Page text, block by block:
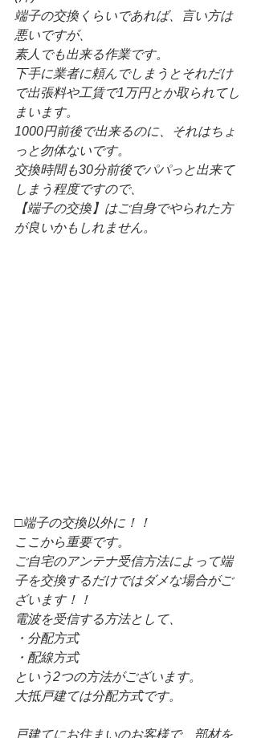
端子の交換くらいであれば、言い方は
悪いですが、
素人でも出来る作業です。
下手に業者に頼んでしまうとそれだけ
で出張料や工賃で1万円とか取られてし
まいます。
1000円前後で出来るのに、それはちょ
っと勿体ないです。
交換時間も30分前後でパパっと出来て
しまう程度ですので、
【端子の交換】はご自身でやられた方
が良いかもしれません。
□端子の交換以外に！！
ここから重要です。
ご自宅のアンテナ受信方法によって端
子を交換するだけではダメな場合がご
ざいます！！
電波を受信する方法として、
・分配方式
・配線方式
という2つの方法がございます。
大抵戸建ては分配方式です。
戸建てにお住まいのお客様で、部材を